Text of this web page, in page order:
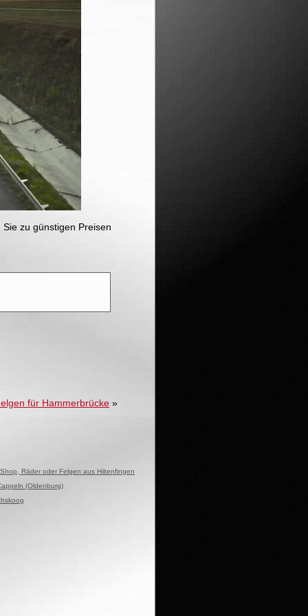
zu günstigen Preisen
für Hammerbrücke »
Räder oder Felgen aus Hiltenfingen
(Oldenburg)